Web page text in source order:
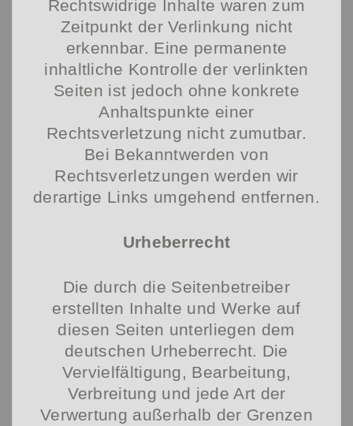
Rechtswidrige Inhalte waren zum
Zeitpunkt der Verlinkung nicht
erkennbar. Eine permanente
inhaltliche Kontrolle der verlinkten
Seiten ist jedoch ohne konkrete
Anhaltspunkte einer
Rechtsverletzung nicht zumutbar.
Bei Bekanntwerden von
Rechtsverletzungen werden wir
derartige Links umgehend entfernen.
Urheberrecht
Die durch die Seitenbetreiber
erstellten Inhalte und Werke auf
diesen Seiten unterliegen dem
deutschen Urheberrecht. Die
Vervielfältigung, Bearbeitung,
Verbreitung und jede Art der
Verwertung außerhalb der Grenzen